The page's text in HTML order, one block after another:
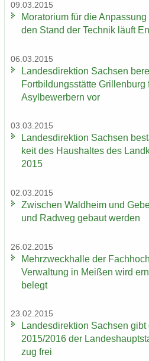
09.03.2015
Mo­ra­to­ri­um für die
den Stand der Tech­nik läuft
06.03.2015
Lan­des­di­rek­ti­on Sach­sen
Fort­bil­dungs­stät­te Gril­len­burg
Asyl­be­wer­bern vor
03.03.2015
Lan­des­di­rek­ti­on Sach­sen
keit des Haus­hal­tes des
2015
02.03.2015
Zwi­schen Wald­heim und
und Rad­weg ge­baut wer­den
26.02.2015
Mehr­zweck­hal­le der
Ver­wal­tung in Mei­ßen wird
be­legt
23.02.2015
Lan­des­di­rek­ti­on Sach­sen
2015/2016 der
zug frei